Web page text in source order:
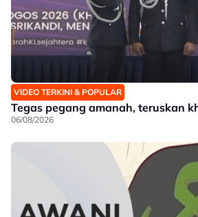
VIDEO TERKINI & POPULAR
Tegas pegang amanah, teruskan
06/08/2026